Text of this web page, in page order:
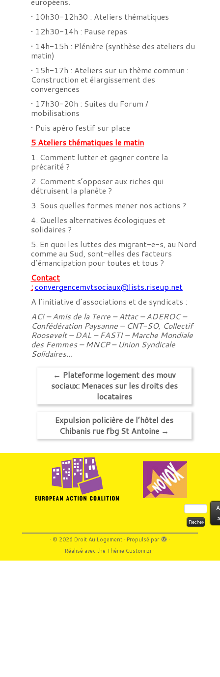
• 10h30-12h30 : Ateliers thématiques
• 12h30-14h : Pause repas
• 14h-15h : Plénière (synthèse des ateliers du
matin)
• 15h-17h : Ateliers sur un thème commun :
Construction et élargissement des
convergences
• 17h30-20h : Suites du Forum /
mobilisations
• Puis apéro festif sur place
5 Ateliers thématiques le matin
1. Comment lutter et gagner contre la
précarité ?
2. Comment s’opposer aux riches qui
détruisent la planète ?
3. Sous quelles formes mener nos actions ?
4. Quelles alternatives écologiques et
solidaires ?
5. En quoi les luttes des migrant-e-s, au Nord
comme au Sud, sont-elles des facteurs
d’émancipation pour toutes et tous ?
Contact
:convergencemvtsociaux@lists.riseup.net
A l’initiative d’associations et de syndicats :
AC! – Amis de la Terre – Attac – ADEROC –
Confédération Paysanne – CNT-SO, Collectif
Roosevelt – DAL – FASTI – Marche Mondiale
des Femmes – MNCP – Union Syndicale
Solidaires…
← Plateforme logement des mouv
sociaux: Menaces sur les droits des
locataires
Expulsion policière de l’hôtel des
Chibanis rue fbg St Antoine →
Rechercher :
· © 2026 Droit Au Logement· Propulsé par
·
Réalisé avec theThème Customizr·